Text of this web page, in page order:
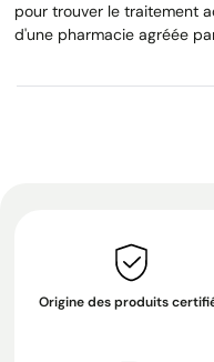
pour trouver le traitement
d'une pharmacie agréée
Origine des produits